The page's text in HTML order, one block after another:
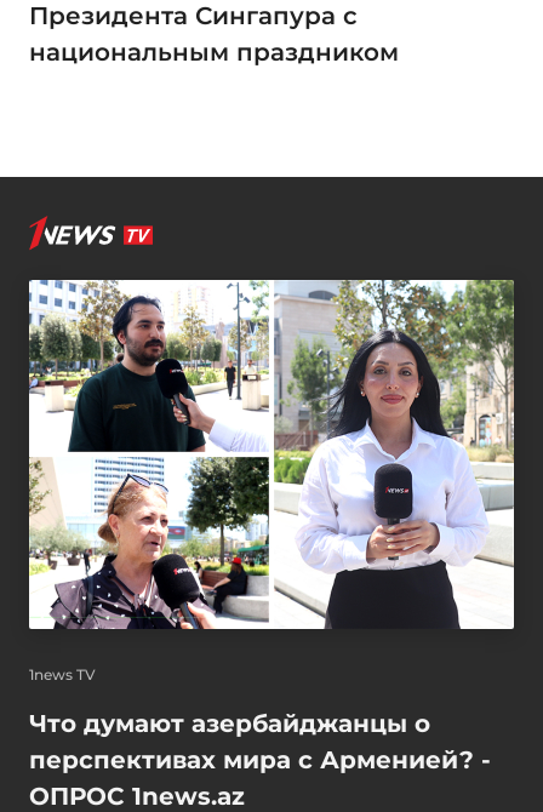
Президента Сингапура с
национальным праздником
1news TV
Что думают азербайджанцы о
перспективах мира с Арменией? -
ОПРОС 1news.az